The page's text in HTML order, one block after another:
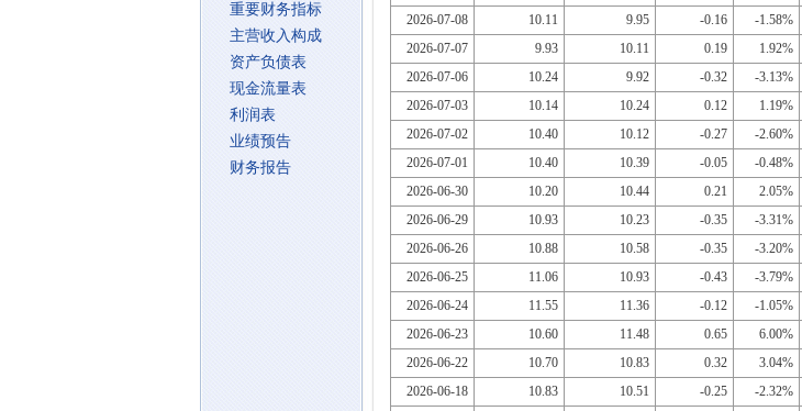
重要财务指标
主营收入构成
资产负债表
现金流量表
利润表
业绩预告
财务报告
2026-07-08
10.11 9.95 -0.16 -1.58%
2026-07-07
9.93 10.11 0.19 1.92%
2026-07-06
10.24 9.92 -0.32 -3.13%
2026-07-03
10.14 10.24 0.12 1.19%
2026-07-02
10.40 10.12 -0.27 -2.60%
2026-07-01
10.40 10.39 -0.05 -0.48%
2026-06-30
10.20 10.44 0.21 2.05%
2026-06-29
10.93 10.23 -0.35 -3.31%
2026-06-26
10.88 10.58 -0.35 -3.20%
2026-06-25
11.06 10.93 -0.43 -3.79%
2026-06-24
11.55 11.36 -0.12 -1.05%
2026-06-23
10.60 11.48 0.65 6.00%
2026-06-22
10.70 10.83 0.32 3.04%
2026-06-18
10.83 10.51 -0.25 -2.32%